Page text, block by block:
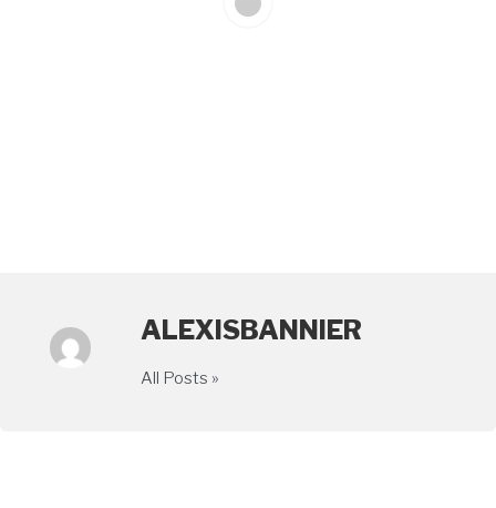
ALEXISBANNIER
All Posts »